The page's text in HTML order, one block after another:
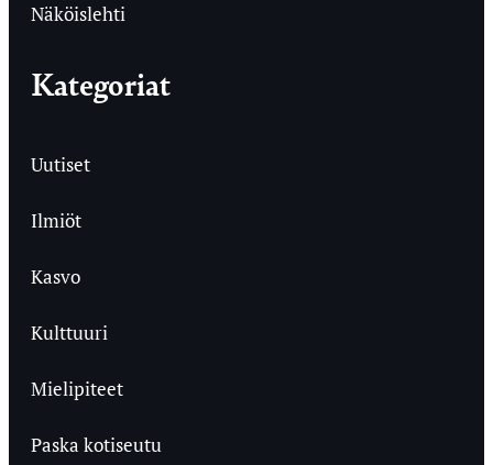
Näköislehti
Kategoriat
Uutiset
Ilmiöt
Kasvo
Kulttuuri
Mielipiteet
Paska kotiseutu